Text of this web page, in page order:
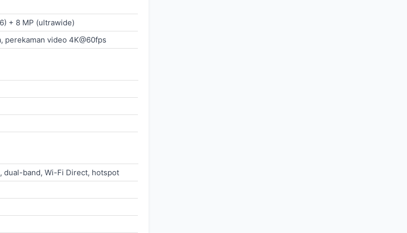
+ 8 MP (ultrawide)
perekaman video 4K@60fps
dual-band, Wi-Fi Direct, hotspot